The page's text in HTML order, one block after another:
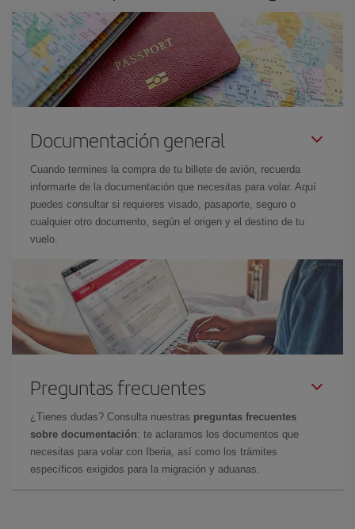
Documentación general
Cuando termines la compra de tu billete de avión, recuerda
informarte de la documentación que necesitas para volar. Aquí
puedes consultar si requieres visado, pasaporte, seguro o
cualquier otro documento, según el origen y el destino de tu
vuelo.
Preguntas frecuentes
¿Tienes dudas? Consulta nuestras preguntas frecuentes
sobre documentación: te aclaramos los documentos que
necesitas para volar con Iberia, así como los trámites
específicos exigidos para la migración y aduanas.